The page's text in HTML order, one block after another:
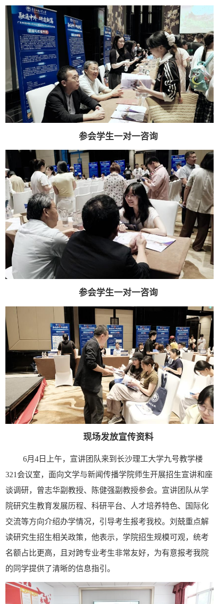
参会学生一对一咨询
参会学生一对一咨询
现场发放宣传资料
6月4日上午，宣讲团队来到长沙理工大学九号教学楼
321会议室，面向文学与新闻传播学院师生开展招生宣讲和座
谈调研，曾志华副教授、陈健强副教授参会。宣讲团队从学
院研究生教育发展历程、科研平台、人才培养特色、国际化
交流等方向介绍办学情况，引导考生报考我校。刘兢重点解
读研究生招生相关政策，他表示，学院招生规模可观，统考
名额占比更高，且对跨专业考生非常友好，为有意报考我院
的同学提供了清晰的信息指引。